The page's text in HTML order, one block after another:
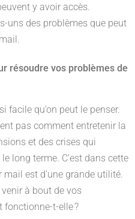
y avoir accès.
uns des problèmes que peut
résoudre vos problèmes de
facile qu’on peut le penser.
pas comment entretenir la
et des crises qui
long terme. C’est dans cette
est d’une grande utilité.
à bout de vos
fonctionne-t-elle ?